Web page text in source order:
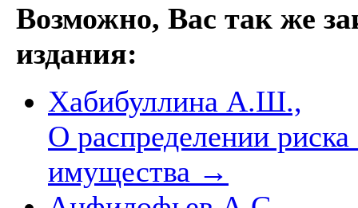
Возможно, Вас так же
издания:
Хабибуллина А.Ш.,
О распределении
имущества →